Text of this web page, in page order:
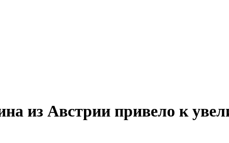
из Австрии привело к